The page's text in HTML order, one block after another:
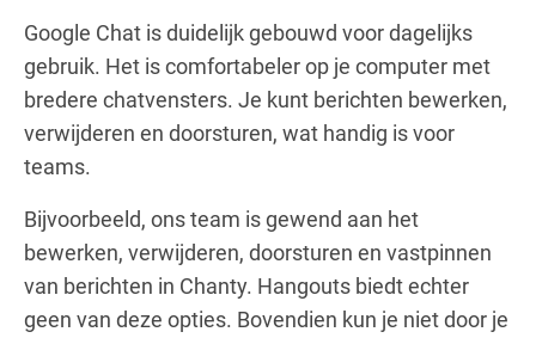
Google Chat is duidelijk gebouwd voor dagelijks
gebruik. Het is comfortabeler op je computer met
bredere chatvensters. Je kunt berichten bewerken,
verwijderen en doorsturen, wat handig is voor
teams.
Bijvoorbeeld, ons team is gewend aan het
bewerken, verwijderen, doorsturen en vastpinnen
van berichten in Chanty. Hangouts biedt echter
geen van deze opties. Bovendien kun je niet door je